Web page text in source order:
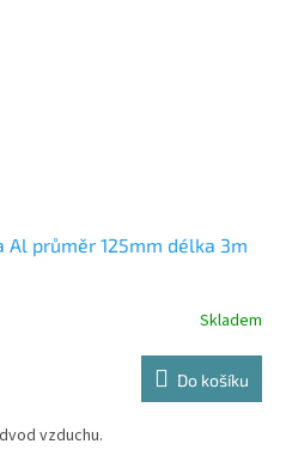
průměr 125mm délka 3m
Skladem
Do košíku
vzduchu.